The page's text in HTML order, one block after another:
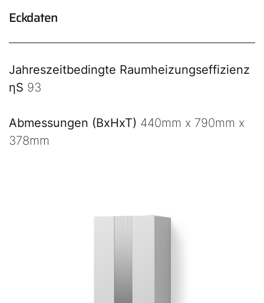
Eckdaten
Jahreszeitbedingte Raumheizungseffizienz
ηS 93
Abmessungen (BxHxT) 440mm x 790mm x
378mm